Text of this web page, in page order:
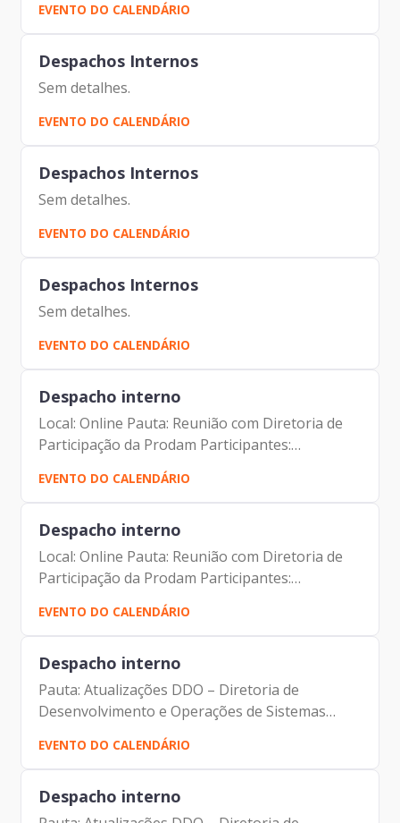
EVENTO DO CALENDÁRIO
Despachos Internos
Sem detalhes.
EVENTO DO CALENDÁRIO
Despachos Internos
Sem detalhes.
EVENTO DO CALENDÁRIO
Despachos Internos
Sem detalhes.
EVENTO DO CALENDÁRIO
Despacho interno
Local: Online Pauta: Reunião com Diretoria de
Participação da Prodam Participantes:
Alexandre Amorim Luciano de Azevedo Farias
Ferreira
EVENTO DO CALENDÁRIO
Despacho interno
Local: Online Pauta: Reunião com Diretoria de
Participação da Prodam Participantes:
Alexandre Amorim Luciano de Azevedo Farias
Ferreira
EVENTO DO CALENDÁRIO
Despacho interno
Pauta: Atualizações DDO – Diretoria de
Desenvolvimento e Operações de Sistemas
Local: Online Participantes: Alexandre Amorim
Iácara Faria Antonio Celso de Albuquerque Filho
Cristian Martins
EVENTO DO CALENDÁRIO
Despacho interno